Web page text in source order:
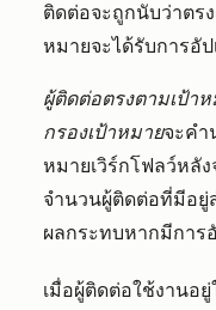
ติดต่อจะถูกนับว่าตร
หมายจะได้รับการอั
ผู้ติดต่อตรงตามเป้า
กรองเป้าหมายจะคำ
หมายเวิร์กโฟลว์หลั
จำนวนผู้ติดต่อที่มีอยู่
ผลกระทบหากมีการ
เมื่อผู้ติดต่อใช้งานอ